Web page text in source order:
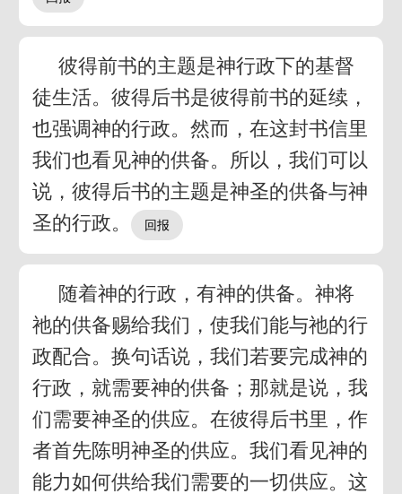
彼得前书的主题是神行政下的基督
徒生活。彼得后书是彼得前书的延续，
也强调神的行政。然而，在这封书信里
我们也看见神的供备。所以，我们可以
说，彼得后书的主题是神圣的供备与神
圣的行政。
随着神的行政，有神的供备。神将
祂的供备赐给我们，使我们能与祂的行
政配合。换句话说，我们若要完成神的
行政，就需要神的供备；那就是说，我
们需要神圣的供应。在彼得后书里，作
者首先陈明神圣的供应。我们看见神的
能力如何供给我们需要的一切供应。这